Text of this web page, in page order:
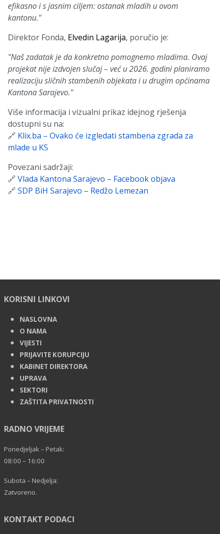
efikasno i s jasnim ciljem: ostanak mladih u ovom
kantonu."
Direktor Fonda, Elvedin Lagarija, poručio je:
"Naš zadatak je da konkretno pomognemo mladima. Ovaj
projekat nije izdvojen slučaj – već u 2026. godini planiramo
realizaciju sličnih stambenih objekata i u drugim općinama
Kantona Sarajevo."
Više informacija i vizualni prikaz idejnog rješenja
dostupni su na:
🔗 Klix.ba – Ovako će izgledati stambena zgrada za
mlade u KS
Povezani sadržaji:
🔗 Vlada Kantona Sarajevo – Facebook objava
🔗 SDP BiH Sarajevo – Redžo Lemezan
KORISNI LINKOVI
NASLOVNA
O NAMA
VIJESTI
PRIJAVITE KORUPCIJU
KABINET DIREKTORA
UPRAVA
SEKTORI
ZAŠTITA PRIVATNOSTI
RADNO VRIJEME
Ponedjeljak – Petak:
08:00 – 16:00
Subota – Nedjelja:
Zatvoreno.
KONTAKT PODACI